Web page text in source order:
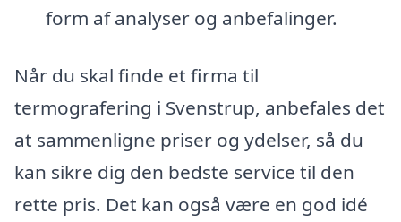
form af analyser og anbefalinger.
Når du skal finde et firma til
termografering i Svenstrup, anbefales det
at sammenligne priser og ydelser, så du
kan sikre dig den bedste service til den
rette pris. Det kan også være en god idé